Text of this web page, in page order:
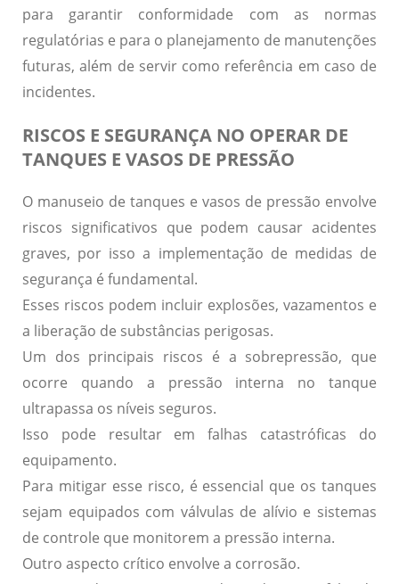
para garantir conformidade com as normas
regulatórias e para o planejamento de manutenções
futuras, além de servir como referência em caso de
incidentes.
RISCOS E SEGURANÇA NO OPERAR DE
TANQUES E VASOS DE PRESSÃO
O manuseio de tanques e vasos de pressão envolve
riscos significativos que podem causar acidentes
graves, por isso a implementação de medidas de
segurança é fundamental.
Esses riscos podem incluir explosões, vazamentos e
a liberação de substâncias perigosas.
Um dos principais riscos é a sobrepressão, que
ocorre quando a pressão interna no tanque
ultrapassa os níveis seguros.
Isso pode resultar em falhas catastróficas do
equipamento.
Para mitigar esse risco, é essencial que os tanques
sejam equipados com válvulas de alívio e sistemas
de controle que monitorem a pressão interna.
Outro aspecto crítico envolve a corrosão.